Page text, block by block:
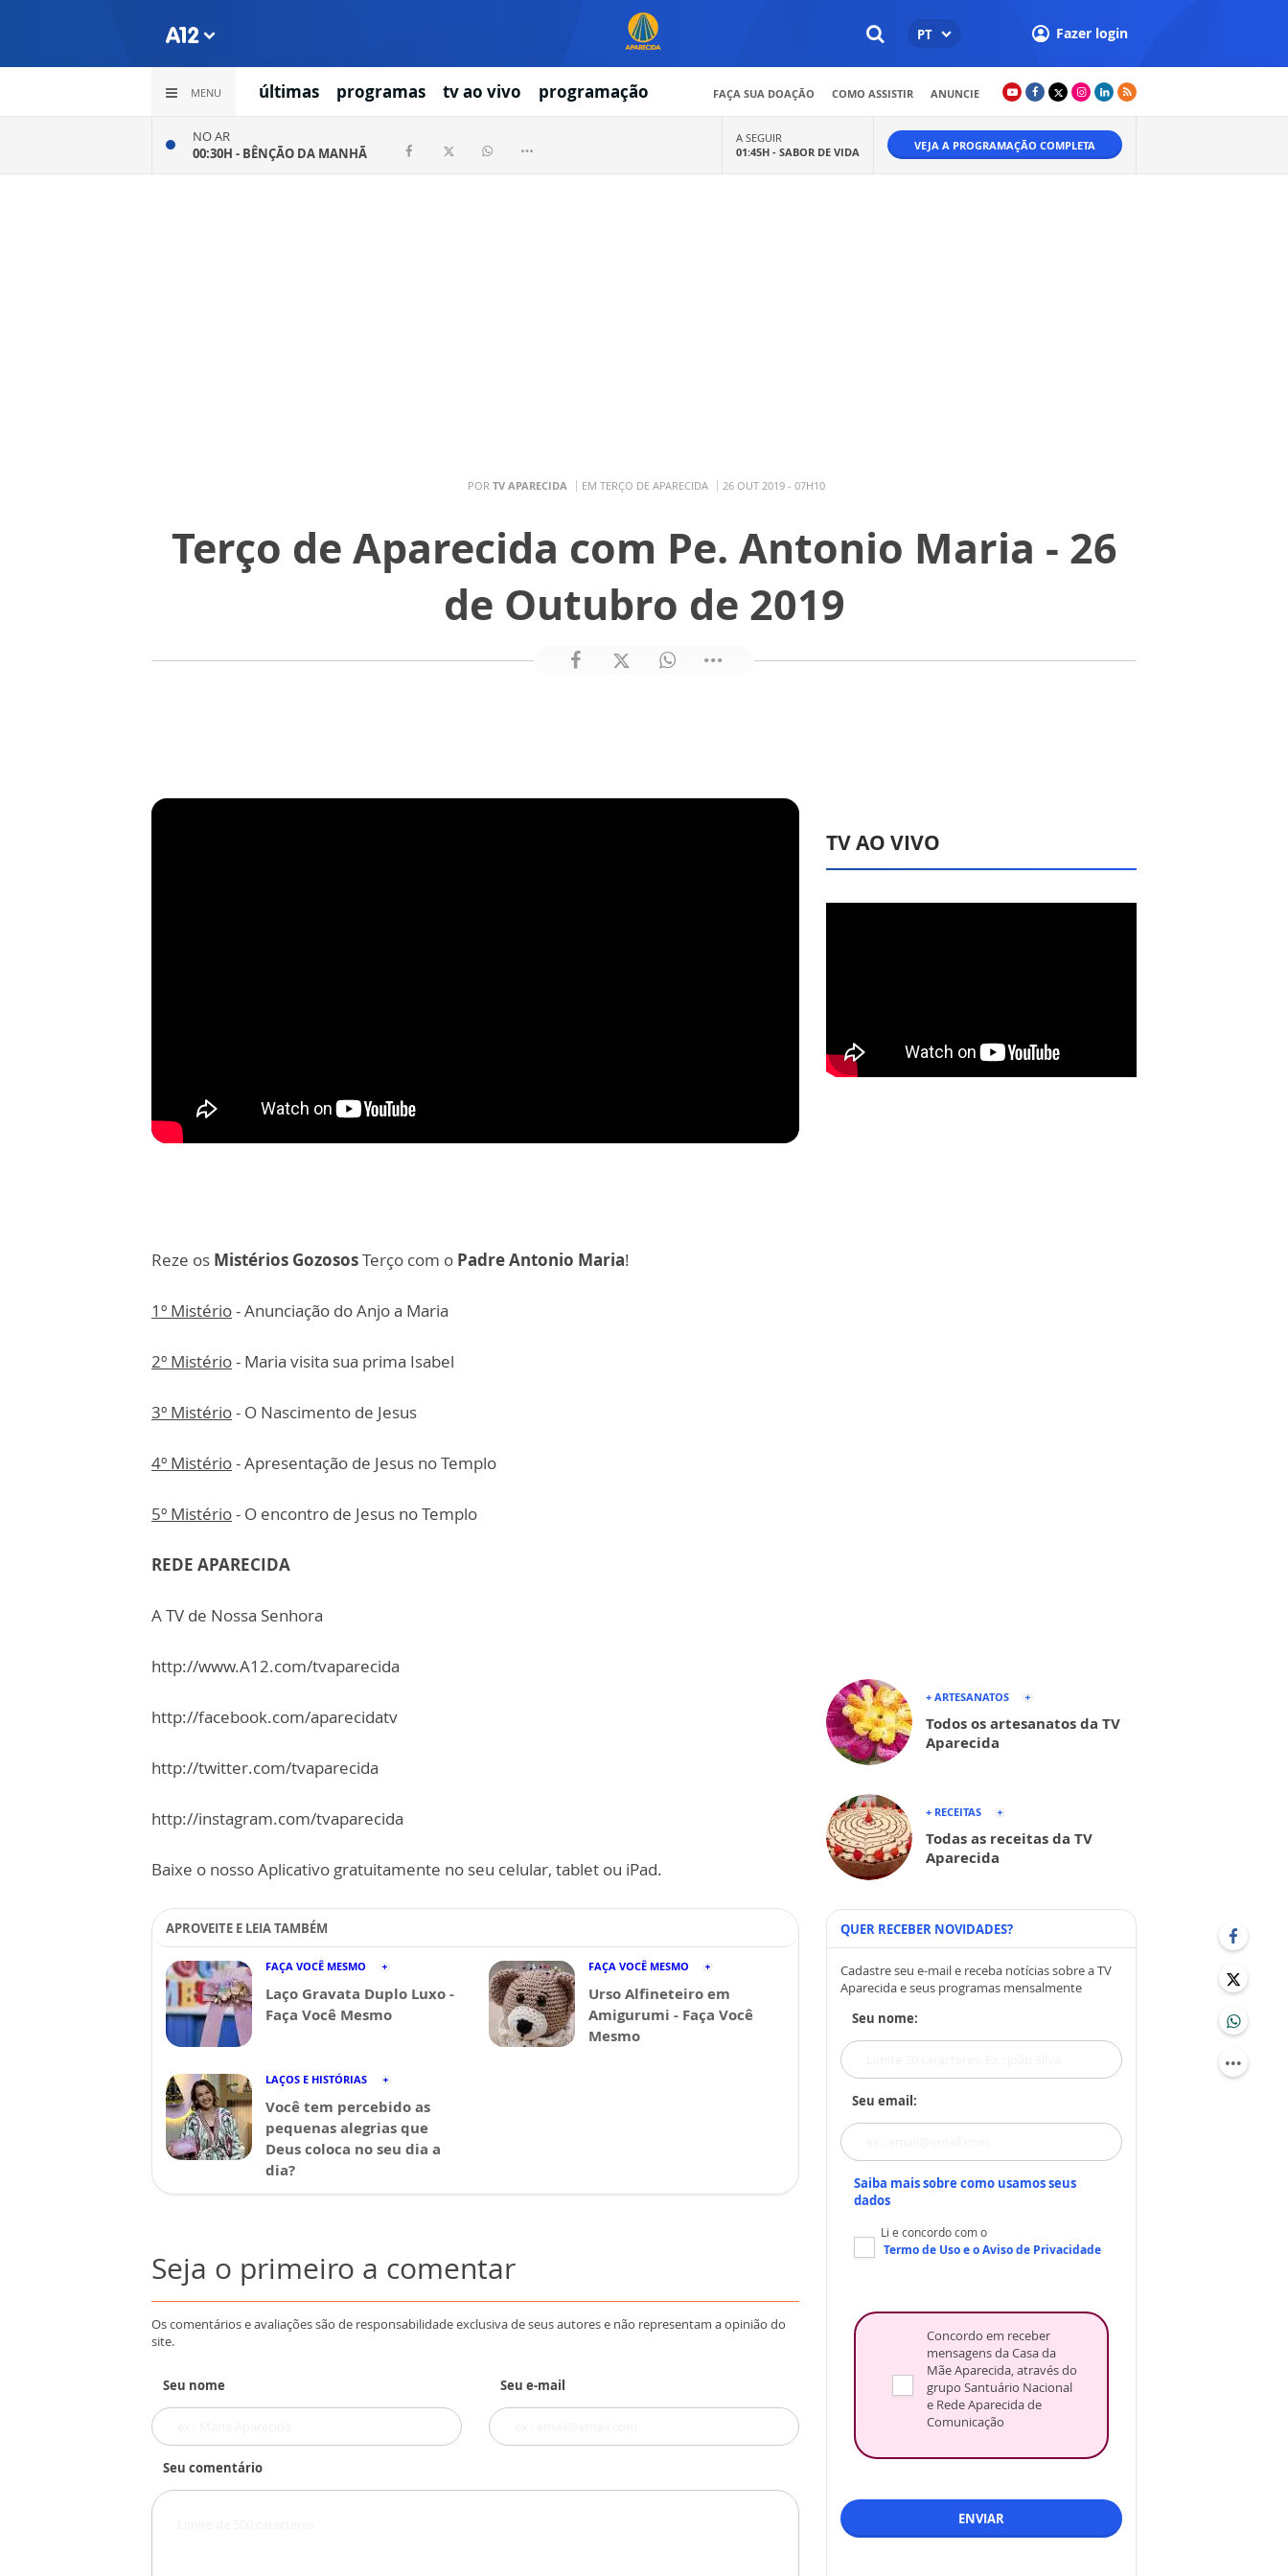
PT Fazer login
MENU últimas programas tv ao vivo programação FAÇA SUA DOAÇÃO COMO ASSISTIR ANUNCIE
NO AR
00:30H - BÊNÇÃO DA MANHÃ
A SEGUIR
01:45H - SABOR DE VIDA VEJA A PROGRAMAÇÃO COMPLETA
POR TV APARECIDA EM TERÇO DE APARECIDA 26 OUT 2019 - 07H10
Terço de Aparecida com Pe. Antonio Maria - 26
de Outubro de 2019
Reze os Mistérios GozososTerço com o Padre Antonio Maria!
1º Mistério- Anunciação do Anjo a Maria
2º Mistério- Maria visita sua prima Isabel
3º Mistério- O Nascimento de Jesus
4º Mistério- Apresentação de Jesus no Templo
5º Mistério- O encontro de Jesus no Templo
REDE APARECIDA
A TV de Nossa Senhora
http://www.A12.com/tvaparecida
http://facebook.com/aparecidatv
http://twitter.com/tvaparecida
http://instagram.com/tvaparecida
Baixe o nosso Aplicativo gratuitamente no seu celular, tablet ou iPad.
APROVEITE E LEIA TAMBÉM
FAÇA VOCÊ MESMO
Laço Gravata Duplo Luxo -
Faça Você Mesmo
FAÇA VOCÊ MESMO
Urso Alfineteiro em
Amigurumi - Faça Você
Mesmo
LAÇOS E HISTÓRIAS
Você tem percebido as
pequenas alegrias que
Deus coloca no seu dia a
dia?
Seja o primeiro a comentar
Os comentários e avaliações são de responsabilidade exclusiva de seus autores e não representam a opinião do
site.
Seu nome Seu e-mail
Seu comentário
TV AO VIVO
+ ARTESANATOS
Todos os artesanatos da TV
Aparecida
+ RECEITAS
Todas as receitas da TV
Aparecida
QUER RECEBER NOVIDADES?
Cadastre seu e-mail e receba notícias sobre a TV
Aparecida e seus programas mensalmente
Seu nome:
Seu email:
Saiba mais sobre como usamos seus
dados
Li e concordo com o
Termo de Usoe oAviso de Privacidade
Concordo em receber
mensagens da Casa da
Mãe Aparecida, através do
grupo Santuário Nacional
e Rede Aparecida de
Comunicação
ENVIAR